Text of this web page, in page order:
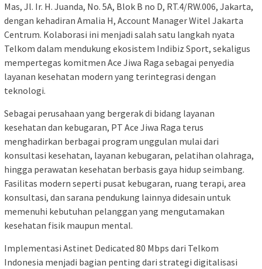
Mas, Jl. Ir. H. Juanda, No. 5A, Blok B no D, RT.4/RW.006, Jakarta,
dengan kehadiran Amalia H, Account Manager Witel Jakarta
Centrum. Kolaborasi ini menjadi salah satu langkah nyata
Telkom dalam mendukung ekosistem Indibiz Sport, sekaligus
mempertegas komitmen Ace Jiwa Raga sebagai penyedia
layanan kesehatan modern yang terintegrasi dengan
teknologi.
Sebagai perusahaan yang bergerak di bidang layanan
kesehatan dan kebugaran, PT Ace Jiwa Raga terus
menghadirkan berbagai program unggulan mulai dari
konsultasi kesehatan, layanan kebugaran, pelatihan olahraga,
hingga perawatan kesehatan berbasis gaya hidup seimbang.
Fasilitas modern seperti pusat kebugaran, ruang terapi, area
konsultasi, dan sarana pendukung lainnya didesain untuk
memenuhi kebutuhan pelanggan yang mengutamakan
kesehatan fisik maupun mental.
Implementasi Astinet Dedicated 80 Mbps dari Telkom
Indonesia menjadi bagian penting dari strategi digitalisasi